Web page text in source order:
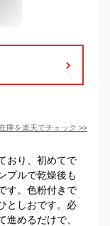
庫を楽天でチェック >>
おり、初めてで
プルで乾燥後も
す。色粉付きで
としおです。必
めるだけで、